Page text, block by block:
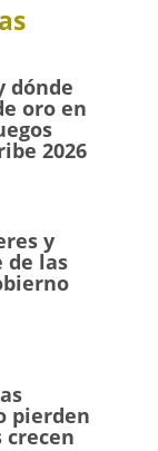
dónde
oro en
2026
y
de las
pierden
crecen